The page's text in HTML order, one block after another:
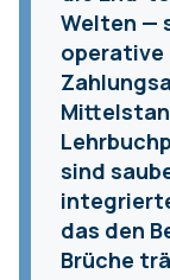
Welten —
operative
sind
das den
Brüche